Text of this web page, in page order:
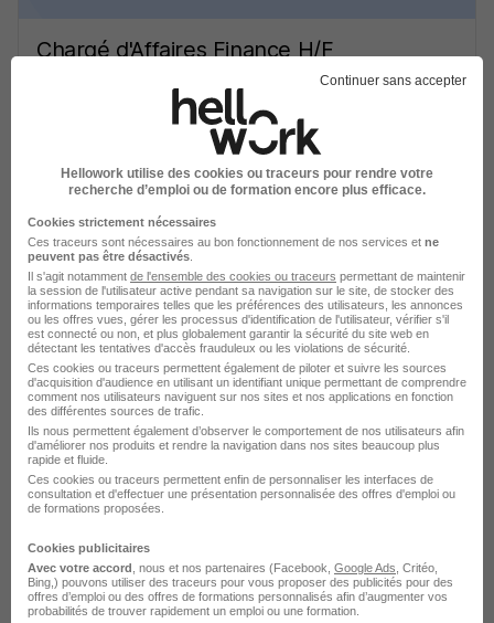
Chargé d'Affaires Finance H/F
Ass Gestion Promo Cent Europ Entr Innov
Voir l’offre
il y a 2 jours
Temps Partiel - Responsable Fiscalité
H/F
Bastide Le Confort Médical
Caissargues - 30
40 000 - 50 000 € / an
Voir l’offre
il y a 28 jours
Continuer sans accepter
Hellowork utilise des cookies ou traceurs pour rendre votre
recherche d’emploi ou de formation encore plus efficace.
Cookies strictement nécessaires
Ces traceurs sont nécessaires au bon fonctionnement de nos services et ne
peuvent pas être désactivés
Il s'agit notamment de l'ensemble des cookies ou traceurs permettant de maintenir
la session de l'utilisateur active pendant sa navigation sur le site, de stocker des
informations temporaires telles que les préférences des utilisateurs, les annonces
ou les offres vues, gérer les processus d'identification de l'utilisateur, vérifier s'il
est connecté ou non, et plus globalement garantir la sécurité du site web en
détectant les tentatives d'accès frauduleux ou les violations de sécurité.
Ces cookies ou traceurs permettent également de piloter et suivre les sources
d'acquisition d'audience en utilisant un identifiant unique permettant de comprendre
comment nos utilisateurs naviguent sur nos sites et nos applications en fonction
des différentes sources de trafic.
Ils nous permettent également d’observer le comportement de nos utilisateurs afin
d'améliorer nos produits et rendre la navigation dans nos sites beaucoup plus
rapide et fluide.
Ces cookies ou traceurs permettent enfin de personnaliser les interfaces de
consultation et d'effectuer une présentation personnalisée des offres d'emploi ou
de formations proposées.
Cookies publicitaires
Avec votre accord , nous et nos partenaires (Facebook, Google Ads , Critéo,
Bing,) pouvons utiliser des traceurs pour vous proposer des publicités pour des
offres d’emploi ou des offres de formations personnalisés afin d’augmenter vos
probabilités de trouver rapidement un emploi ou une formation.